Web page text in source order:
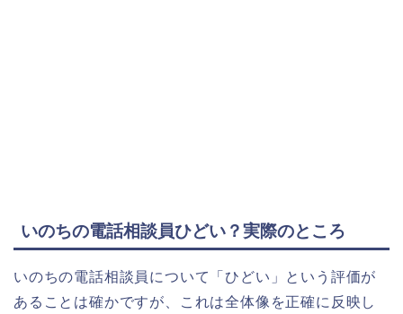
いのちの電話相談員ひどい？実際のところ
いのちの電話相談員について「ひどい」という評価が
あることは確かですが、これは全体像を正確に反映し